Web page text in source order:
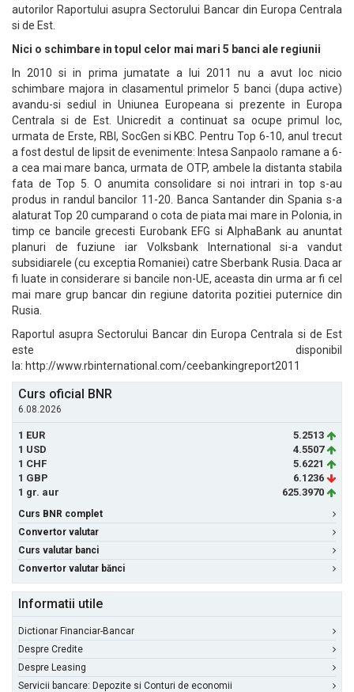
autorilor Raportului asupra Sectorului Bancar din Europa Centrala
si de Est.
Nici o schimbare in topul celor mai mari 5 banci ale regiunii
In 2010 si in prima jumatate a lui 2011 nu a avut loc nicio
schimbare majora in clasamentul primelor 5 banci (dupa active)
avandu-si sediul in Uniunea Europeana si prezente in Europa
Centrala si de Est. Unicredit a continuat sa ocupe primul loc,
urmata de Erste, RBI, SocGen si KBC. Pentru Top 6-10, anul trecut
a fost destul de lipsit de evenimente: Intesa Sanpaolo ramane a 6-
a cea mai mare banca, urmata de OTP, ambele la distanta stabila
fata de Top 5. O anumita consolidare si noi intrari in top s-au
produs in randul bancilor 11-20. Banca Santander din Spania s-a
alaturat Top 20 cumparand o cota de piata mai mare in Polonia, in
timp ce bancile grecesti Eurobank EFG si AlphaBank au anuntat
planuri de fuziune iar Volksbank International si-a vandut
subsidiarele (cu exceptia Romaniei) catre Sberbank Rusia. Daca ar
fi luate in considerare si bancile non-UE, aceasta din urma ar fi cel
mai mare grup bancar din regiune datorita pozitiei puternice din
Rusia.
Raportul asupra Sectorului Bancar din Europa Centrala si de Est
este disponibil
la: http://www.rbinternational.com/ceebankingreport2011
Curs oficial BNR
6.08.2026
1 EUR
5.2513
1 USD
4.5507
1 CHF
5.6221
1 GBP
6.1236
1 gr. aur
625.3970
Curs BNR complet
Convertor valutar
Curs valutar banci
Convertor valutar bănci
Informatii utile
Dictionar Financiar-Bancar
Despre Credite
Despre Leasing
Servicii bancare: Depozite si Conturi de economii